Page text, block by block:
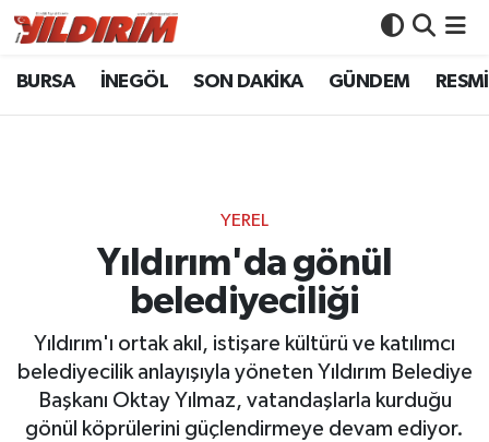
BURSA İNEGÖL SON DAKİKA GÜNDEM
YEREL
Yıldırım'da gönül
belediyeciliği
Yıldırım'ı ortak akıl, istişare kültürü ve katılımcı
belediyecilik anlayışıyla yöneten Yıldırım Belediye
Başkanı Oktay Yılmaz, vatandaşlarla kurduğu
gönül köprülerini güçlendirmeye devam ediyor.
BURSA
GÜNDEM
RESMİ İLANLAR
KÖŞE YAZILARI
SİYASET
Bursa Nöbetçi Eczaneler
Bursa Trafik Yoğunluk Haritası
Süper Lig Puan Durumu ve Fikstür
Tüm Manşetler
Son Dakika Haberleri